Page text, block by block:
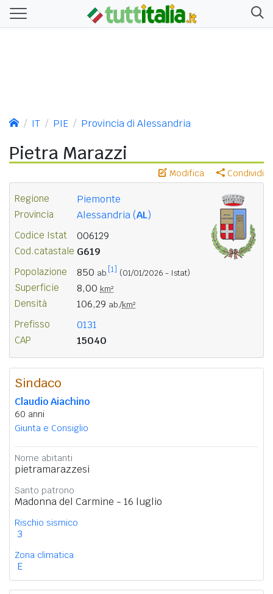
IT PIE Provincia di Alessandria
Pietra Marazzi
Modifica Condividi
Regione Piemonte
Provincia Alessandria (AL)
Codice Istat 006129
Cod.catastale G619
Popolazione 850 ab. [1] (01/01/2026 - Istat)
Superficie 8,00 km²
Densità 106,29 ab./km²
Prefisso 0131
CAP 15040
Sindaco
Claudio Aiachino
60 anni
Giunta e Consiglio
Nome abitanti
pietramarazzesi
Santo patrono
Madonna del Carmine - 16 luglio
Rischio sismico
3
Zona climatica
E